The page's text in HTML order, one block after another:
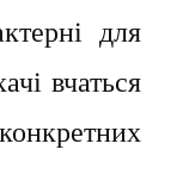
для
вчаться